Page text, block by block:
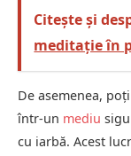
Citește și
meditație în
De asemenea,
într-un mediu
cu iarbă. Acest